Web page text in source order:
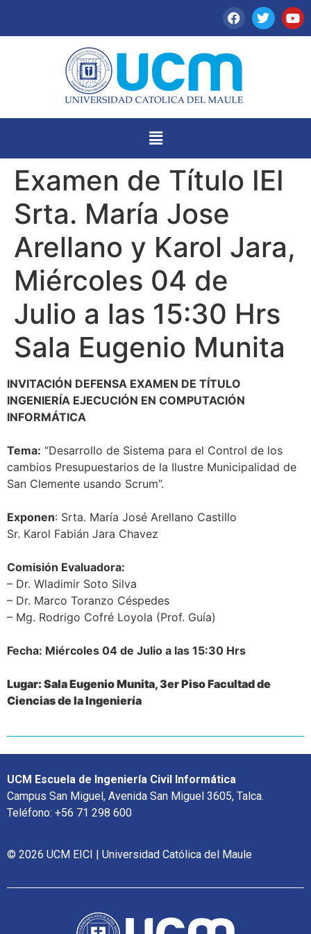
Examen de Título IEI
Srta. María Jose
Arellano y Karol Jara,
Miércoles 04 de
Julio a las 15:30 Hrs
Sala Eugenio Munita
INVITACIÓN DEFENSA EXAMEN DE TÍTULO
INGENIERÍA EJECUCIÓN EN COMPUTACIÓN
INFORMÁTICA
Tema: “Desarrollo de Sistema para el Control de los
cambios Presupuestarios de la Ilustre Municipalidad de
San Clemente usando Scrum”.
Exponen: Srta. María José Arellano Castillo
Sr. Karol Fabián Jara Chavez
Comisión Evaluadora:
– Dr. Wladimir Soto Silva
– Dr. Marco Toranzo Céspedes
– Mg. Rodrigo Cofré Loyola (Prof. Guía)
Fecha: Miércoles 04 de Julio a las 15:30 Hrs
Lugar: Sala Eugenio Munita, 3er Piso Facultad de
Ciencias de la Ingeniería
UCM Escuela de Ingeniería Civil Informática
Campus San Miguel, Avenida San Miguel 3605, Talca.
Teléfono: +56 71 298 600
© 2026 UCM EICI | Universidad Católica del Maule